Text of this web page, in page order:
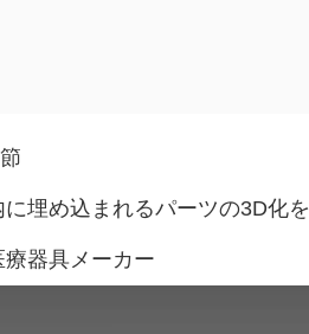
埋め込まれるパーツの3D化を
器具メーカー